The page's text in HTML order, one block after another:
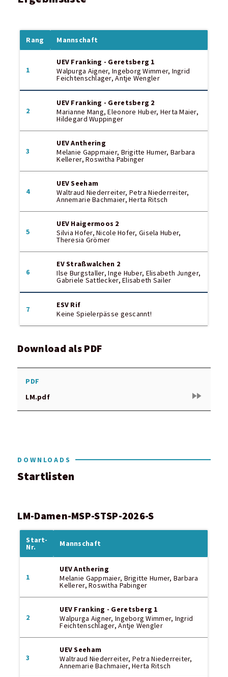
Rang Mannschaft
1
UEV Franking - Geretsberg 1
Walpurga Aigner, Ingeborg Wimmer, Ingrid
Feichtenschlager, Antje Wengler
2
UEV Franking - Geretsberg 2
Marianne Mang, Eleonore Huber, Herta Maier,
Hildegard Wuppinger
3
UEV Anthering
Melanie Gappmaier, Brigitte Humer, Barbara
Kellerer, Roswitha Pabinger
4
UEV Seeham
Waltraud Niederreiter, Petra Niederreiter,
Annemarie Bachmaier, Herta Ritsch
5
UEV Haigermoos 2
Silvia Hofer, Nicole Hofer, Gisela Huber,
Theresia Grömer
6
EV Straßwalchen 2
Ilse Burgstaller, Inge Huber, Elisabeth Junger,
Gabriele Sattlecker, Elisabeth Sailer
7
ESV Rif
Keine Spielerpässe gescannt!
Download als PDF
PDF
LM.pdf
fast_forward
DOWNLOADS
Startlisten
LM-Damen-MSP-STSP-2026-S
Start-
Nr. Mannschaft
1
UEV Anthering
Melanie Gappmaier, Brigitte Humer, Barbara
Kellerer, Roswitha Pabinger
2
UEV Franking - Geretsberg 1
Walpurga Aigner, Ingeborg Wimmer, Ingrid
Feichtenschlager, Antje Wengler
3
UEV Seeham
Waltraud Niederreiter, Petra Niederreiter,
Annemarie Bachmaier, Herta Ritsch